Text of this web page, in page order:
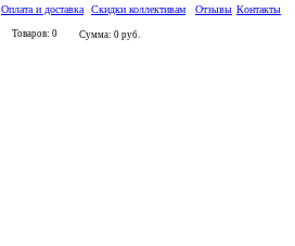
Оплата и доставка Скидки коллективам Отзывы Контакты
Товаров: 0 Сумма: 0 руб.